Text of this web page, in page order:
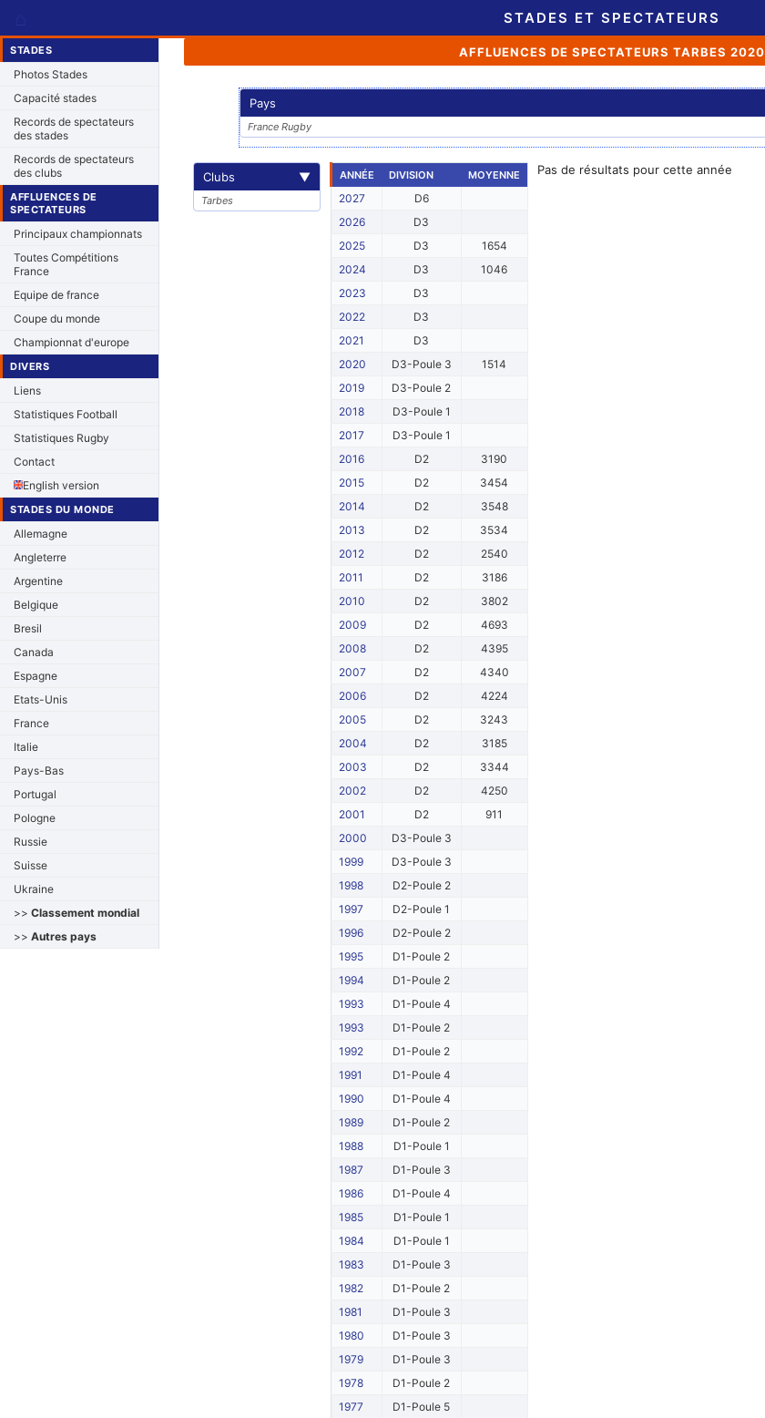
STADES ET SPECTATEURS
STADES
Photos Stades
Capacité stades
Records de spectateurs
des stades
Records de spectateurs
des clubs
AFFLUENCES DE
SPECTATEURS
Principaux championnats
Toutes Compétitions
France
Equipe de france
Coupe du monde
Championnat d'europe
DIVERS
Liens
Statistiques Football
Statistiques Rugby
Contact
English version
STADES DU MONDE
Allemagne
Angleterre
Argentine
Belgique
Bresil
Canada
Espagne
Etats-Unis
France
Italie
Pays-Bas
Portugal
Pologne
Russie
Suisse
Ukraine
>> Classement mondial
>> Autres pays
AFFLUENCES DE SPECTATEURS TARBES 2020
Pays
France Rugby
Clubs ▼
Tarbes
ANNÉE DIVISION MOYENNE
2027
D6
2026
D3
2025
D3
1654
2024
D3
1046
2023
D3
2022
D3
2021
D3
2020
D3-Poule 3
1514
2019
D3-Poule 2
2018
D3-Poule 1
2017
D3-Poule 1
2016
D2
3190
2015
D2
3454
2014
D2
3548
2013
D2
3534
2012
D2
2540
2011
D2
3186
2010
D2
3802
2009
D2
4693
2008
D2
4395
2007
D2
4340
2006
D2
4224
2005
D2
3243
2004
D2
3185
2003
D2
3344
2002
D2
4250
2001
D2
911
2000
D3-Poule 3
1999
D3-Poule 3
1998
D2-Poule 2
1997
D2-Poule 1
1996
D2-Poule 2
1995
D1-Poule 2
1994
D1-Poule 2
1993
D1-Poule 4
1993
D1-Poule 2
1992
D1-Poule 2
1991
D1-Poule 4
1990
D1-Poule 4
1989
D1-Poule 2
1988
D1-Poule 1
1987
D1-Poule 3
1986
D1-Poule 4
1985
D1-Poule 1
1984
D1-Poule 1
1983
D1-Poule 3
1982
D1-Poule 2
1981
D1-Poule 3
1980
D1-Poule 3
1979
D1-Poule 3
1978
D1-Poule 2
1977
D1-Poule 5
Pas de résultats pour cette année